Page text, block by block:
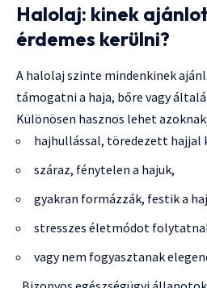
Halolaj: kinek
érdemes kerülni?
A halolaj szinte mindenkinek
támogatni a haja, bőre vagy
Különösen hasznos lehet
hajhullással, töredezett hajjal
száraz, fénytelen a hajuk,
gyakran formázzák, festik a
stresszes életmódot
vagy nem fogyasztanak